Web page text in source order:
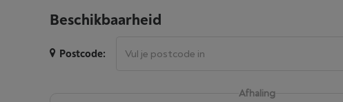
Beschikbaarheid
Postcode:
Afhaling